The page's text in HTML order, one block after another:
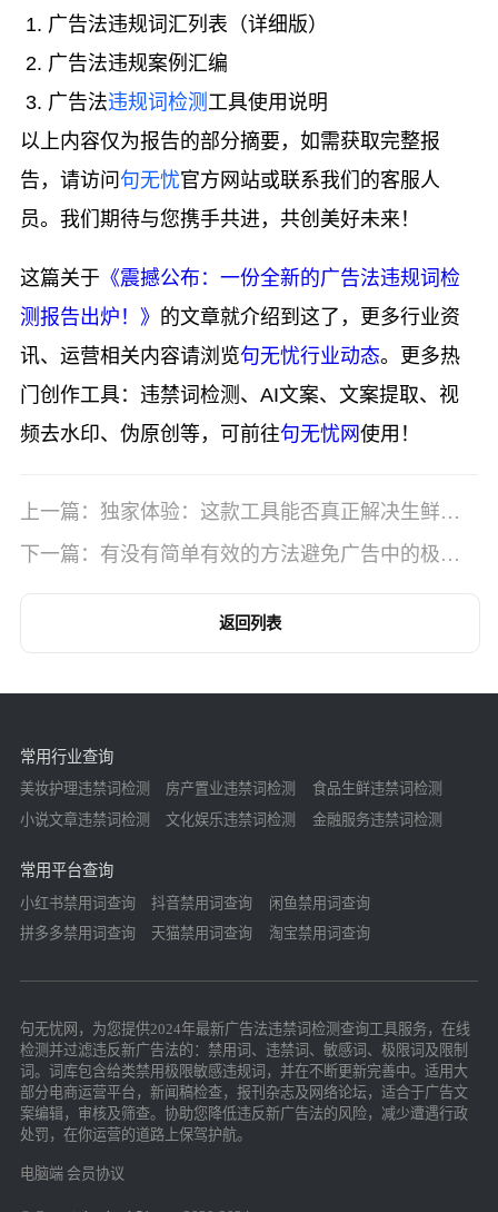
广告法违规词汇列表（详细版）
广告法违规案例汇编
广告法违规词检测 工具使用说明
以上内容仅为报告的部分摘要，如需获取完整报
告，请访问句无忧官方网站或联系我们的客服人
员。我们期待与您携手共进，共创美好未来！
这篇关于 《震撼公布：一份全新的广告法违规词检
测报告出炉！》 的文章就介绍到这了，更多行业资
讯、运营相关内容请浏览句无忧行业动态。更多热
门创作工具：违禁词检测、AI文案、文案提取、视
频去水印、伪原创等，可前往句无忧网使用！
上一篇：独家体验：这款工具能否真正解决生鲜禁
用词问题？
下一篇：有没有简单有效的方法避免广告中的极限
返回列表
常用行业查询
美妆护理违禁词检测 房产置业违禁词检测
食品生鲜违禁词检测
小说文章违禁词检测
文化娱乐违禁词检测 金融服务违禁词检测
常用平台查询
小红书禁用词查询 抖音禁用词查询
闲鱼禁用词查询
拼多多禁用词查询
天猫禁用词查询 淘宝禁用词查询
句无忧网，为您提供2024年最新广告法违禁词检测查询工具服务，在线
检测并过滤违反新广告法的：禁用词、违禁词、敏感词、极限词及限制
词。词库包含给类禁用极限敏感违规词，并在不断更新完善中。适用大
部分电商运营平台，新闻稿检查，报刊杂志及网络论坛，适合于广告文
案编辑，审核及筛查。协助您降低违反新广告法的风险，减少遭遇行政
处罚，在你运营的道路上保驾护航。
电脑端 会员协议